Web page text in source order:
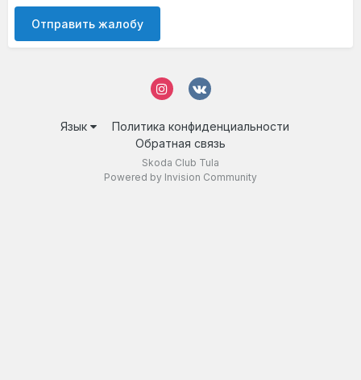
Отправить жалобу
Язык
Политика конфиденциальности
Обратная связь
Skoda Club Tula
Powered by Invision Community